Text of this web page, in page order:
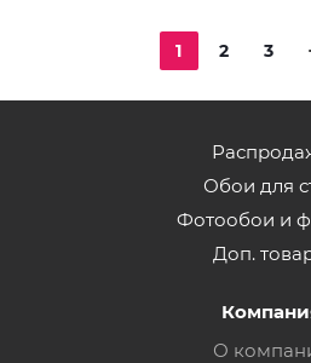
1 2 3
Обои для
Фотообои и
Доп.
О